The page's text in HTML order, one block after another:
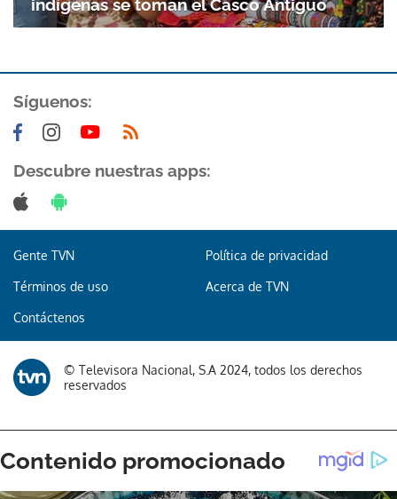
indígenas se toman el Casco Antiguo
Síguenos:
Descubre nuestras apps:
Gente TVN Política de privacidad
Términos de uso Acerca de TVN
Contáctenos
© Televisora Nacional, S.A 2024, todos los derechos
reservados